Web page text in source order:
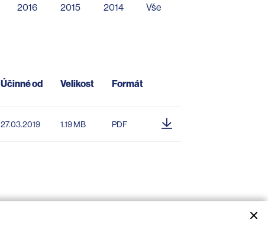
2016 2015 2014 Vše
Účinné od Velikost Formát
27.03.2019 1.19 MB PDF